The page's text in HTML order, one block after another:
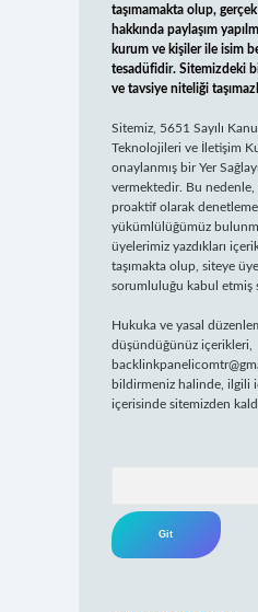
taşımamakta olup,
hakkında paylaşım
kurum ve kişiler ile isim
tesadüfidir. Sitemizdeki
ve tavsiye niteliği
Sitemiz, 5651 Sayılı
Teknolojileri ve İletişim
onaylanmış bir Yer
vermektedir. Bu
proaktif olarak denetleme
yükümlülüğümüz
üyelerimiz yazdıkları
taşımakta olup, siteye
sorumluluğu kabul etmiş
Hukuka ve yasal
düşündüğünüz içerikleri,
bildirmeniz halinde, ilgili
içerisinde sitemizden